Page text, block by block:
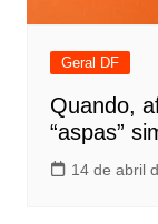
Geral DF
Quando,
“aspas”
14 de abril